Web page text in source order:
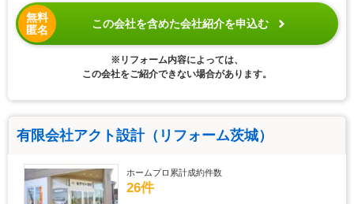
無料
匿名
この会社を含めた会社紹介を申込む
※リフォーム内容によっては、
この会社をご紹介できない場合があります。
有限会社アクト設計（リフォーム茨城）
ホームプロ累計成約件数
26件